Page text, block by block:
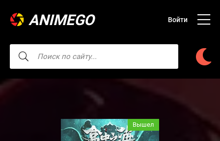
ANIMEGO Войти
Вышел